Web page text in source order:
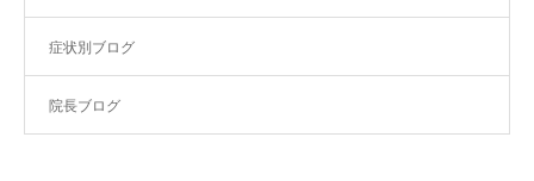
症状別ブログ
院長ブログ